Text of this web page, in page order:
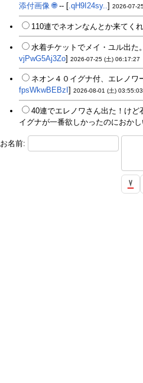
添付画像🌐-- [.qH9I24sy..] 2026-07-
110連でネオンなんとか来てく
水着チケットでメイ・ユル出た
vjPwG5Aj3Zo] 2026-07-25 (土) 06:17:27
ネオン４０イグナ付、エレノ
fpsWkwBEBzI ] 2026-08-01 (土) 03:55:03
40連でエレノワさん出た！け
イグナが一番欲しかったのにおか
お名前: